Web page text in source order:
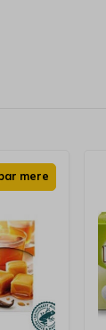
mere